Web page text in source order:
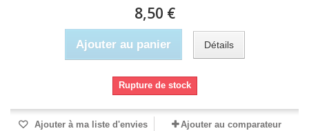
8,50 €
Ajouter au panier Détails
Rupture de stock
Ajouter à ma liste d'envies Ajouter au comparateur